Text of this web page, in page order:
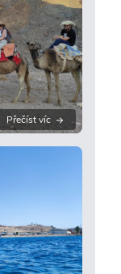
Přečíst víc